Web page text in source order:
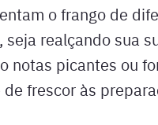
o frango de
seja realçando sua
notas picantes ou
frescor às